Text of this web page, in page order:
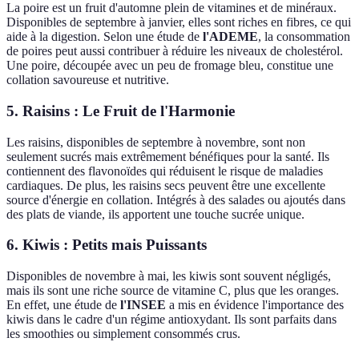
La poire est un fruit d'automne plein de vitamines et de minéraux.
Disponibles de septembre à janvier, elles sont riches en fibres, ce qui
aide à la digestion. Selon une étude de l'ADEME, la consommation
de poires peut aussi contribuer à réduire les niveaux de cholestérol.
Une poire, découpée avec un peu de fromage bleu, constitue une
collation savoureuse et nutritive.
5. Raisins : Le Fruit de l'Harmonie
Les raisins, disponibles de septembre à novembre, sont non
seulement sucrés mais extrêmement bénéfiques pour la santé. Ils
contiennent des flavonoïdes qui réduisent le risque de maladies
cardiaques. De plus, les raisins secs peuvent être une excellente
source d'énergie en collation. Intégrés à des salades ou ajoutés dans
des plats de viande, ils apportent une touche sucrée unique.
6. Kiwis : Petits mais Puissants
Disponibles de novembre à mai, les kiwis sont souvent négligés,
mais ils sont une riche source de vitamine C, plus que les oranges.
En effet, une étude de l'INSEE a mis en évidence l'importance des
kiwis dans le cadre d'un régime antioxydant. Ils sont parfaits dans
les smoothies ou simplement consommés crus.